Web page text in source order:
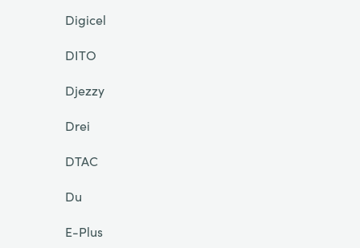
Digicel
DITO
Djezzy
Drei
DTAC
Du
E-Plus